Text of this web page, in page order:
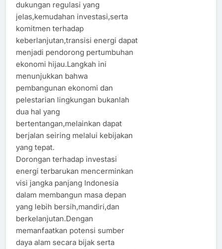
dukungan regulasi yang
jelas,kemudahan investasi,serta
komitmen terhadap
keberlanjutan,transisi energi dapat
menjadi pendorong pertumbuhan
ekonomi hijau.Langkah ini
menunjukkan bahwa
pembangunan ekonomi dan
pelestarian lingkungan bukanlah
dua hal yang
bertentangan,melainkan dapat
berjalan seiring melalui kebijakan
yang tepat.
Dorongan terhadap investasi
energi terbarukan mencerminkan
visi jangka panjang Indonesia
dalam membangun masa depan
yang lebih bersih,mandiri,dan
berkelanjutan.Dengan
memanfaatkan potensi sumber
daya alam secara bijak serta